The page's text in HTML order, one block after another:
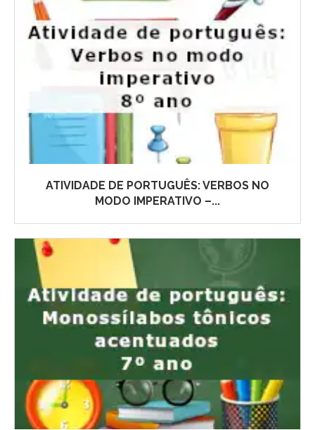
ATIVIDADE DE PORTUGUÊS: VERBOS NO
MODO IMPERATIVO –...